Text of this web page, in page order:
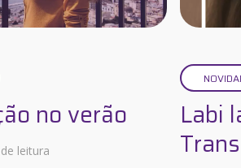
no verão
leitura
Labi